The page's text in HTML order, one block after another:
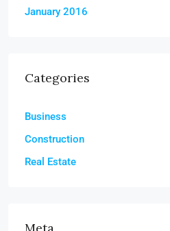
January 2016
Categories
Business
Construction
Real Estate
Meta